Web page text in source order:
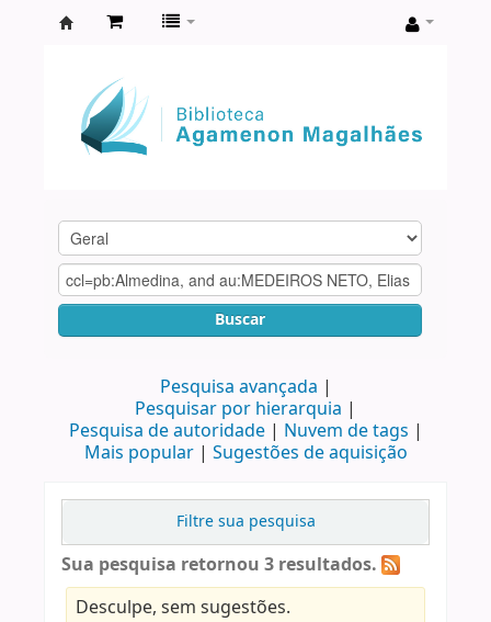
Agamenon
Magalhães
Buscar
Pesquisa avançada
Pesquisar por hierarquia
Pesquisa de autoridade
Nuvem de tags
Mais popular
Sugestões de aquisição
Filtre sua pesquisa
Sua pesquisa retornou 3 resultados.
Desculpe, sem sugestões.